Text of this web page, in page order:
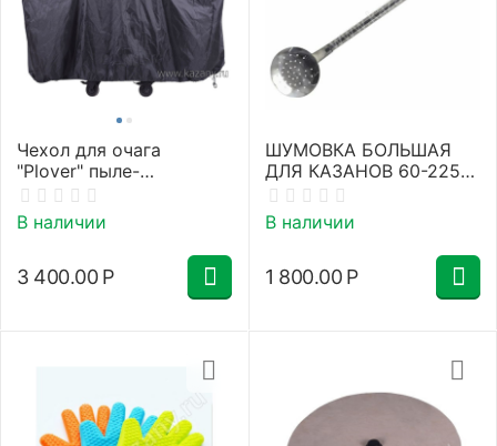
Чехол для очага
"Plover" пыле-
водостойкий
В наличии
3 400.00 Р
ШУМОВКА БОЛЬШАЯ
ДЛЯ КАЗАНОВ 60-225
ЛИТРОВ
В наличии
1 800.00 Р